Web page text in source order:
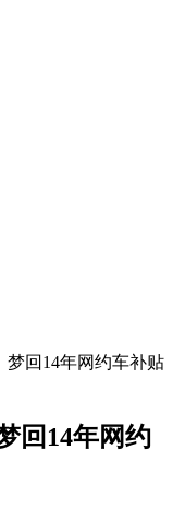
梦回14年网约车补贴
回14年网约